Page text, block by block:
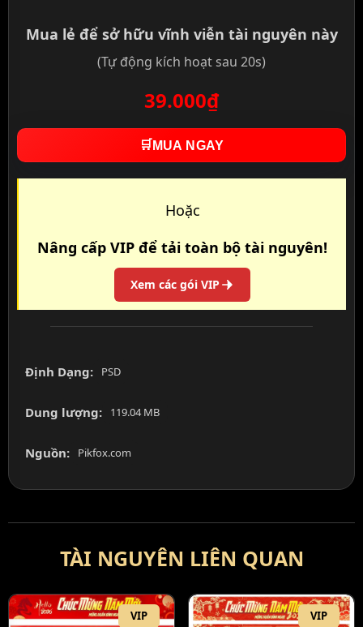
Mua lẻ để sở hữu vĩnh viễn tài nguyên này
(Tự động kích hoạt sau 20s)
39.000₫
🛒 MUA NGAY
Hoặc
Nâng cấp VIP để tải toàn bộ tài nguyên!
Xem các gói VIP
Định Dạng: PSD
Dung lượng: 119.04 MB
Nguồn: Pikfox.com
TÀI NGUYÊN LIÊN QUAN
VIP VIP